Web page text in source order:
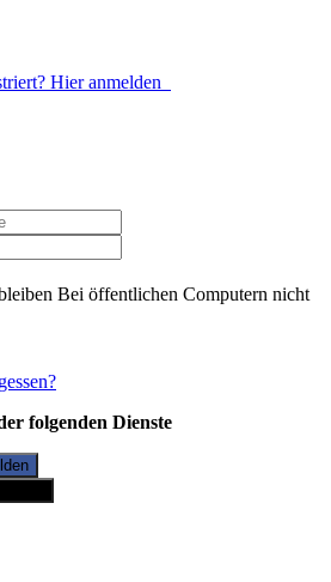
Hier anmelden
Bei öffentlichen Computern nicht
folgenden Dienste